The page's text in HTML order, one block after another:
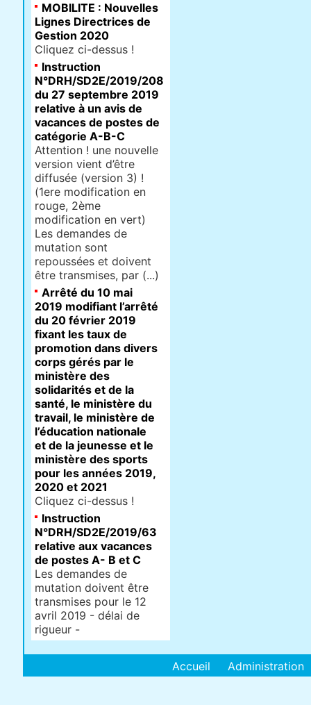
MOBILITE : Nouvelles
Lignes Directrices de
Gestion 2020
Cliquez ci-dessus !
Instruction
N°DRH/SD2E/2019/208
du 27 septembre 2019
relative à un avis de
vacances de postes de
catégorie A-B-C
Attention ! une nouvelle
version vient d’être
diffusée (version 3) !
(1ere modification en
rouge, 2ème
modification en vert)
Les demandes de
mutation sont
repoussées et doivent
être transmises, par (...)
Arrêté du 10 mai
2019 modifiant l’arrêté
du 20 février 2019
fixant les taux de
promotion dans divers
corps gérés par le
ministère des
solidarités et de la
santé, le ministère du
travail, le ministère de
l’éducation nationale
et de la jeunesse et le
ministère des sports
pour les années 2019,
2020 et 2021
Cliquez ci-dessus !
Instruction
N°DRH/SD2E/2019/63
relative aux vacances
de postes A- B et C
Les demandes de
mutation doivent être
transmises pour le 12
avril 2019 - délai de
rigueur -
Accueil Administration